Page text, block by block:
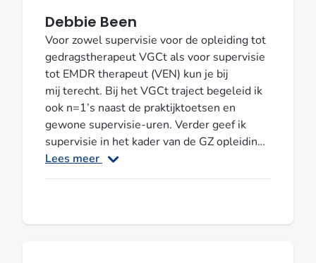
wellicht schijnbare inwisselbaarheid van een
behandelaar is het, volgens mij, goed en
wezenlijk te bedenken welke capaciteiten
en (sociale) vaardigheden je moet bezitten
dan wel ontwikkelen om tot de beste
behandelrelatie en -strategie te komen.
Regio: AmersfoortSupervisor VGCt
Debbie Been
Voor zowel supervisie voor de opleiding tot
gedragstherapeut VGCt als voor supervisie
tot EMDR therapeut (VEN) kun je bij
mij terecht. Bij het VGCt traject begeleid ik
ook n=1’s naast de praktijktoetsen en
gewone supervisie-uren. Verder geef ik
supervisie in het kader van de GZ opleiding.
Regio: Noord-HollandSupervisor VGCt /
VEN
Lees meer